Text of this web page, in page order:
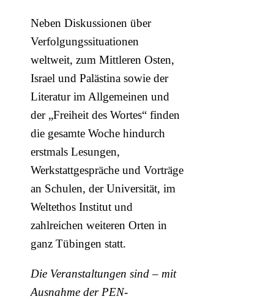
Neben Diskussionen über
Verfolgungssituationen
weltweit, zum Mittleren Osten,
Israel und Palästina sowie der
Literatur im Allgemeinen und
der „Freiheit des Wortes“ finden
die gesamte Woche hindurch
erstmals Lesungen,
Werkstattgespräche und Vorträge
an Schulen, der Universität, im
Weltethos Institut und
zahlreichen weiteren Orten in
ganz Tübingen statt.
Die Veranstaltungen sind – mit
Ausnahme der PEN-